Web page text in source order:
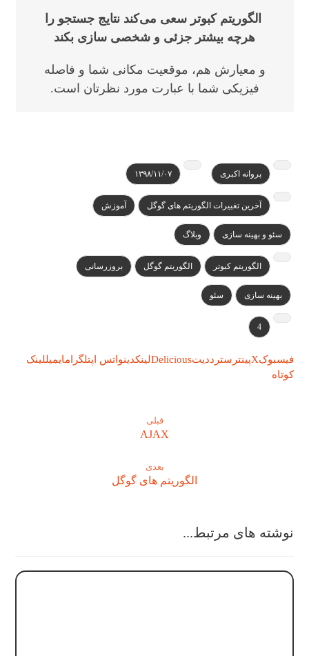
الگوریتم کبوتر سعی می‌کند نتایج جستجو را
هرچه بیشتر جزئی و شخصی سازی بکند
و معیارش هم، موقعیت مکانی شما و فاصله
فیزیکی شما با عبارت مورد نظرتان است.
پروانه اکبری ۱۳۹۸/۱۱/۰۷
آخرین تغییرات الگوریتم های گوگل آموزش
سئو و بهینه سازی وبلاگ
الگوریتم کبوتر الگوریتم گوگل بروزرسانی
بهینه سازی سئو
4
فیسبوکXپینترسترددیتDeliciousلینکدینواتس اپتلگرامایمیللینک
کوتاه
قبلی
AJAX
بعدی
الگوریتم های گوگل
نوشته های مرتبط...